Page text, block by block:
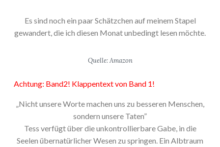
Es sind noch ein paar Schätzchen auf meinem Stapel
gewandert, die ich diesen Monat unbedingt lesen möchte.
Quelle: Amazon
Achtung: Band2! Klappentext von Band 1!
„Nicht unsere Worte machen uns zu besseren Menschen,
sondern unsere Taten”
Tess verfügt über die unkontrollierbare Gabe, in die
Seelen übernatürlicher Wesen zu springen. Ein Albtraum